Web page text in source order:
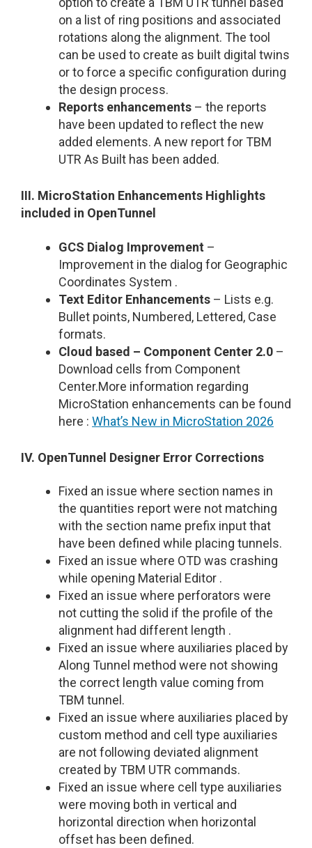
on a list of ring positions and associated
rotations along the alignment. The tool
can be used to create as built digital twins
or to force a specific configuration during
the design process.
Reports enhancements – the reports
have been updated to reflect the new
added elements. A new report for TBM
UTR As Built has been added.
III. MicroStation Enhancements Highlights
included in OpenTunnel
GCS Dialog Improvement –
Improvement in the dialog for Geographic
Coordinates System .
Text Editor Enhancements – Lists e.g.
Bullet points, Numbered, Lettered, Case
formats.
Cloud based – Component Center 2.0 –
Download cells from Component
Center.More information regarding
MicroStation enhancements can be found
here : What’s New in MicroStation 2026
IV. OpenTunnel Designer Error Corrections
Fixed an issue where section names in
the quantities report were not matching
with the section name prefix input that
have been defined while placing tunnels.
Fixed an issue where OTD was crashing
while opening Material Editor .
Fixed an issue where perforators were
not cutting the solid if the profile of the
alignment had different length .
Fixed an issue where auxiliaries placed by
Along Tunnel method were not showing
the correct length value coming from
TBM tunnel.
Fixed an issue where auxiliaries placed by
custom method and cell type auxiliaries
are not following deviated alignment
created by TBM UTR commands.
Fixed an issue where cell type auxiliaries
were moving both in vertical and
horizontal direction when horizontal
offset has been defined.